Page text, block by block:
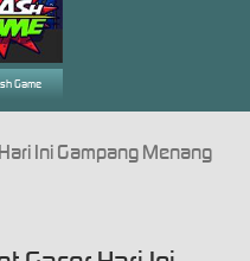
Game
Ini Gampang Menang